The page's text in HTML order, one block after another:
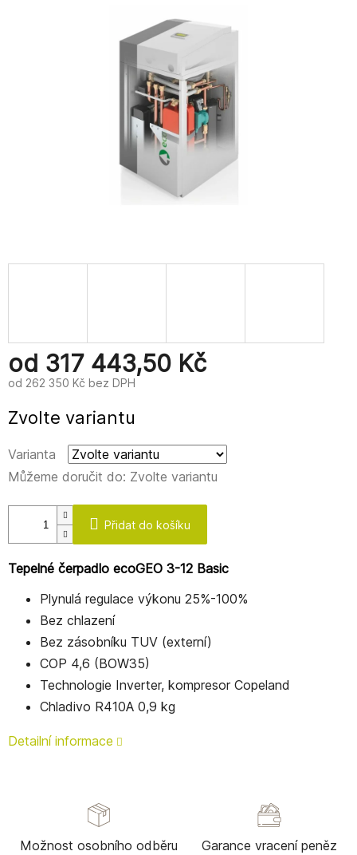
od 317 443,50 Kč
od 262 350 Kč bez DPH
cena:
Zvolte variantu
Varianta
Můžeme doručit do: Zvolte variantu
Přidat do košíku
Tepelné čerpadlo ecoGEO 3-12 Basic
Plynulá regulace výkonu 25%-100%
Bez chlazení
Bez zásobníku TUV (externí)
COP 4,6 (BOW35)
Technologie Inverter, kompresor Copeland
Chladivo R410A 0,9 kg
Detailní informace
Možnost osobního odběru Garance vracení peněz